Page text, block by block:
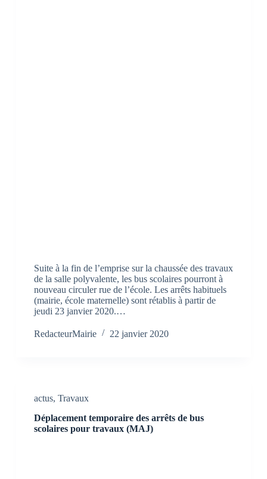
Suite à la fin de l’emprise sur la chaussée des travaux
de la salle polyvalente, les bus scolaires pourront à
nouveau circuler rue de l’école. Les arrêts habituels
(mairie, école maternelle) sont rétablis à partir de
jeudi 23 janvier 2020.…
RedacteurMairie 22 janvier 2020
actus, Travaux
Déplacement temporaire des arrêts de bus
scolaires pour travaux (MAJ)